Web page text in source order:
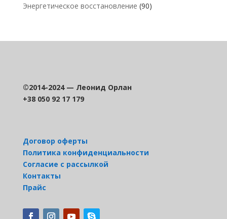
Энергетическое восстановление (90)
©2014-2024 — Леонид Орлан
+38 050 92 17 179
Договор оферты
Политика конфиденциальности
Согласие с рассылкой
Контакты
Прайс